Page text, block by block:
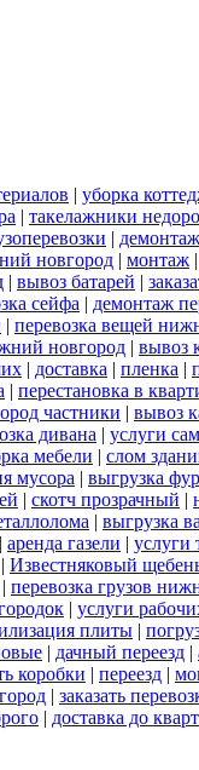
| уборка
| такелажники
|
новгород | монтаж |
| вывоз батарей |
сейфа | демонтаж
| перевозка вещей
новгород | вывоз
| доставка | пленка |
| перестановка в
частники | вывоз
дивана | услуги
мебели | слом
мусора | выгрузка
| скотч прозрачный |
| выгрузка
| аренда газели | услуги
| Известняковый
| перевозка грузов
| услуги
плиты |
| дачный переезд |
коробки | переезд |
| заказать
| доставка до